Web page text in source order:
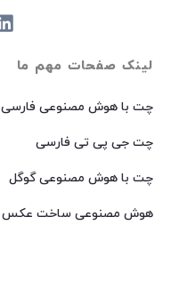
لینک صفحات مهم ما
چت با هوش مصنوعی فارسی
چت جی پی تی فارسی
چت با هوش مصنوعی گوگل
هوش مصنوعی ساخت عکس